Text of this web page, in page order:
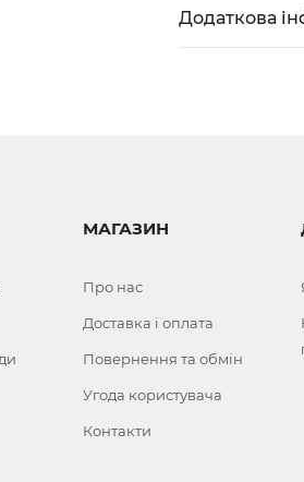
Додаткова
МАГАЗИН
Про нас
Доставка і оплата
Повернення та обмін
Угода користувача
Контакти